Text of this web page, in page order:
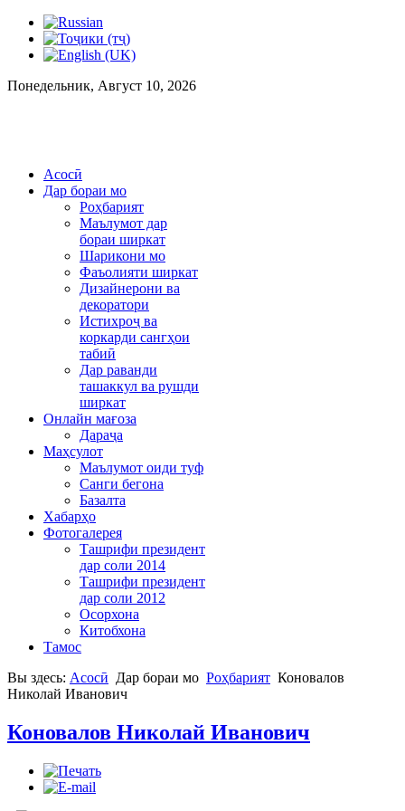
Понедельник, Август 10, 2026
Асосӣ
Дар бораи мо
Роҳбарият
Маълумот дар
бораи ширкат
Шарикони мо
Фаъолияти ширкат
Дизайнерони ва
декоратори
Истихроҷ ва
коркарди сангҳои
табиӣ
Дар раванди
ташаккул ва рушди
ширкат
Онлайн мағоза
Дараҷа
Маҳсулот
Маълумот оиди туф
Санги бегона
Базалта
Хабарҳо
Фотогалерея
Ташрифи президент
дар соли 2014
Ташрифи президент
дар соли 2012
Осорхона
Китобхона
Тамос
Вы здесь: Асосӣ Дар бораи мо Роҳбарият Коновалов
Николай Иванович
Коновалов Николай Иванович